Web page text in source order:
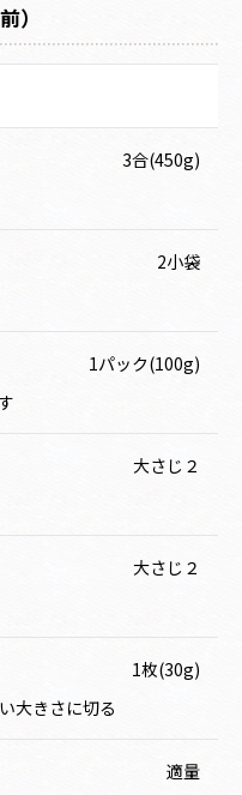
）
3合(450g)
2小袋
1パック(100g)
大さじ２
大さじ２
1枚(30g)
大きさに切る
適量